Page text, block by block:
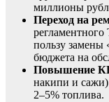
миллионы
Переход на
пользу замены
бюджета на
Повышение
накипи и сажи)
2–5% топлива.